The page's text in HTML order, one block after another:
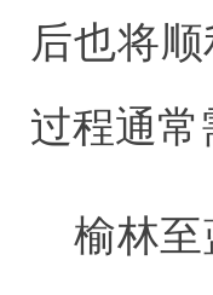
后也将
过程通常
榆林